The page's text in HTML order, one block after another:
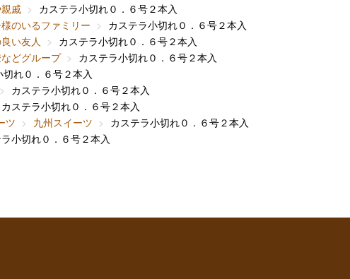
戚
カステラ小切れ０．６号２本入
のいるファミリー
カステラ小切れ０．６号２本入
い友人
カステラ小切れ０．６号２本入
どグループ
カステラ小切れ０．６号２本入
れ０．６号２本入
カステラ小切れ０．６号２本入
カステラ小切れ０．６号２本入
ツ 九州スイーツ
カステラ小切れ０．６号２本入
小切れ０．６号２本入